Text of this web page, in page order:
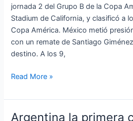
jornada 2 del Grupo B de la Copa
Stadium de California, y clasificó a
Copa América. México metió
con un remate de Santiago
destino. A los 9,
Read More »
Argentina la primera
Argentina